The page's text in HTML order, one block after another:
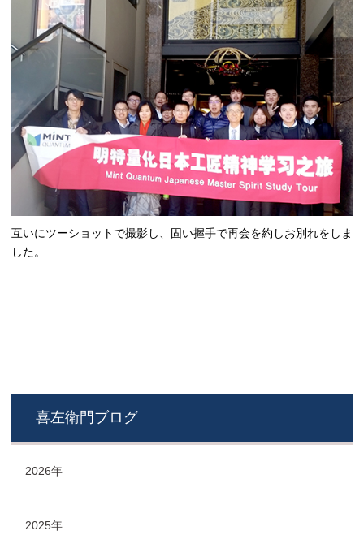
互いにツーショットで撮影し、固い握手で再会を約しお別れをしま
した。
喜左衛門ブログ
2026年
2025年